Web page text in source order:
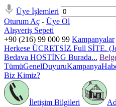
Üye İşlemleri
Oturum Aç - Üye Ol
Alışveriş Sepeti
+90 (216) 99 000 99 Kampanyalar
Herkese ÜCRETSİZ Full SİTE.
Bedava HOSTİNG Burada...
TümüGenelDuyuruKampanya
Biz Kimiz?
İletişim Bilgileri